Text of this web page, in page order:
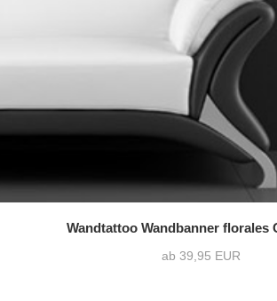
Wandtattoo Wandbanner florales
ab 39,95 EUR